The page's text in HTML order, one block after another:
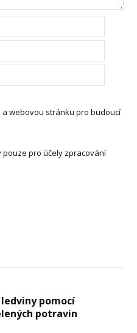
a webovou stránku pro budoucí
pro účely zpracování
pomocí
potravin